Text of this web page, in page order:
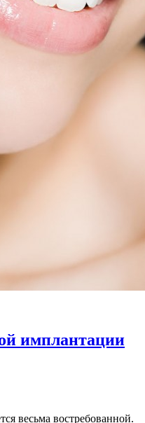
имплантации
весьма востребованной.